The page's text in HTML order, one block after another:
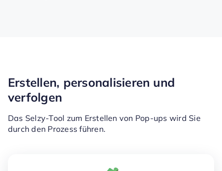
Erstellen, personalisieren und
verfolgen
Das Selzy-Tool zum Erstellen von Pop-ups wird Sie
durch den Prozess führen.